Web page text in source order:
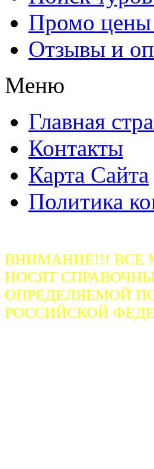
Промо цены
Отзывы и
Меню
Главная
Контакты
Карта Сайта
Политика
ВНИМАНИЕ!!! ВСЕ
НОСЯТ
ОПРЕДЕЛЯЕМОЙ
РОССИЙСКОЙ